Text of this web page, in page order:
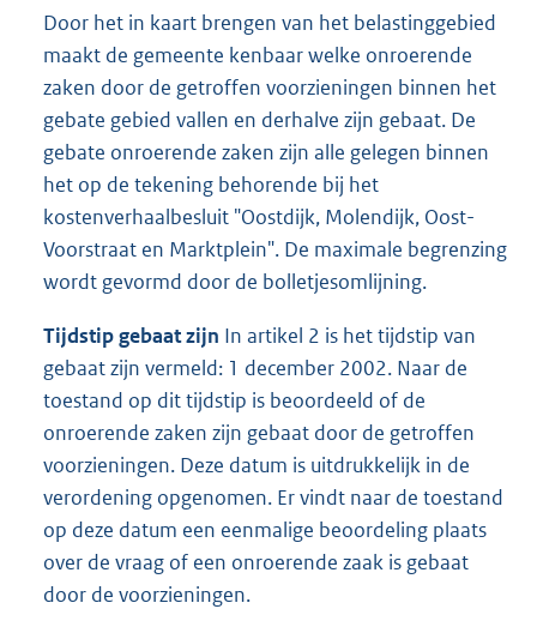
Door het in kaart brengen van het belastinggebied
maakt de gemeente kenbaar welke onroerende
zaken door de getroffen voorzieningen binnen het
gebate gebied vallen en derhalve zijn gebaat. De
gebate onroerende zaken zijn alle gelegen binnen
het op de tekening behorende bij het
kostenverhaalbesluit "Oostdijk, Molendijk, Oost-
Voorstraat en Marktplein". De maximale begrenzing
wordt gevormd door de bolletjesomlijning.
Tijdstip gebaat zijn In artikel 2 is het tijdstip van
gebaat zijn vermeld: 1 december 2002. Naar de
toestand op dit tijdstip is beoordeeld of de
onroerende zaken zijn gebaat door de getroffen
voorzieningen. Deze datum is uitdrukkelijk in de
verordening opgenomen. Er vindt naar de toestand
op deze datum een eenmalige beoordeling plaats
over de vraag of een onroerende zaak is gebaat
door de voorzieningen.